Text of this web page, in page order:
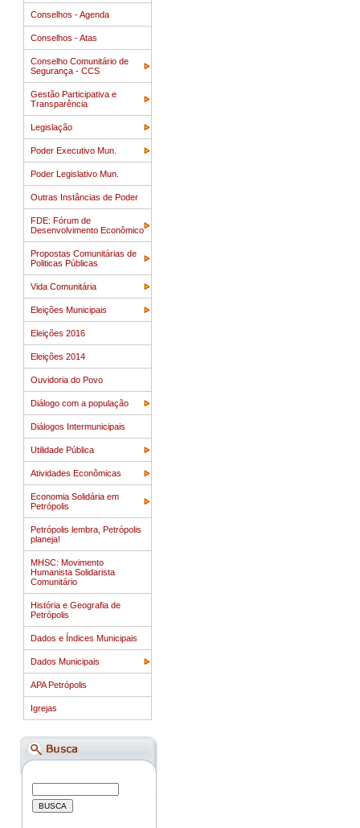
Conselhos - Agenda
Conselhos - Atas
Conselho Comunitário de
Segurança - CCS
Gestão Participativa e
Transparência
Legislação
Poder Executivo Mun.
Poder Legislativo Mun.
Outras Instâncias de Poder
FDE: Fórum de
Desenvolvimento Econômico
Propostas Comunitárias de
Politicas Públicas
Vida Comunitária
Eleições Municipais
Eleições 2016
Eleições 2014
Ouvidoria do Povo
Diálogo com a população
Diálogos Intermunicipais
Utilidade Pública
Atividades Econômicas
Economia Solidária em
Petrópolis
Petrópolis lembra, Petrópolis
planeja!
MHSC: Movimento
Humanista Solidarista
Comunitário
História e Geografia de
Petrópolis
Dados e Índices Municipais
Dados Municipais
APA Petrópolis
Igrejas